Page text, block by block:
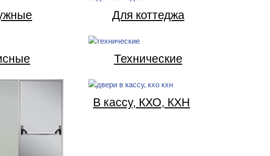
Для коттеджа
Технические
В кассу, КХО, КХН